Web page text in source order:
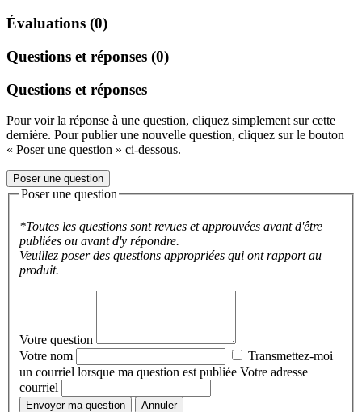
Évaluations (0)
Questions et réponses (0)
Questions et réponses
Pour voir la réponse à une question, cliquez simplement sur cette
dernière. Pour publier une nouvelle question, cliquez sur le bouton
« Poser une question » ci-dessous.
Poser une question
Poser une question
*Toutes les questions sont revues et approuvées avant d'être
publiées ou avant d'y répondre.
Veuillez poser des questions appropriées qui ont rapport au
produit.
Votre question
Votre nom
Transmettez-moi
un courriel lorsque ma question est publiée Votre adresse
courriel
Envoyer ma question Annuler